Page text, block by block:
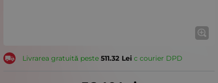
Livrarea gratuită peste 511.32 Leiс courier DPD